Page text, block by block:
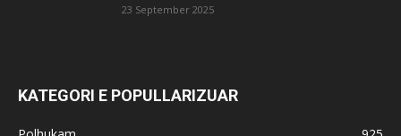
23 September 2025
KATEGORI E POPULLARIZUAR